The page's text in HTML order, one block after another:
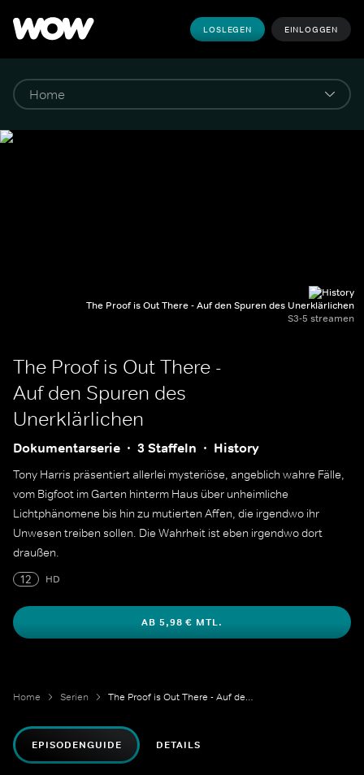
LOSLEGEN EINLOGGEN
The Proof is Out There - Auf den Spuren des Unerklärlichen
S3-5 streamen
The Proof is Out There -
Auf den Spuren des
Unerklärlichen
Dokumentarserie 3 Staffeln History
Tony Harris präsentiert allerlei mysteriöse, angeblich wahre Fälle,
vom Bigfoot im Garten hinterm Haus über unheimliche
Lichtphänomene bis hin zu mutierten Affen, die irgendwo ihr
Unwesen treiben sollen. Die Wahrheit ist eben irgendwo dort
draußen.
12
HD
AB 5,98 € MTL.
Home Serien The Proof is Out There - Auf den Spuren des Unerklärlichen
EPISODENGUIDE DETAILS